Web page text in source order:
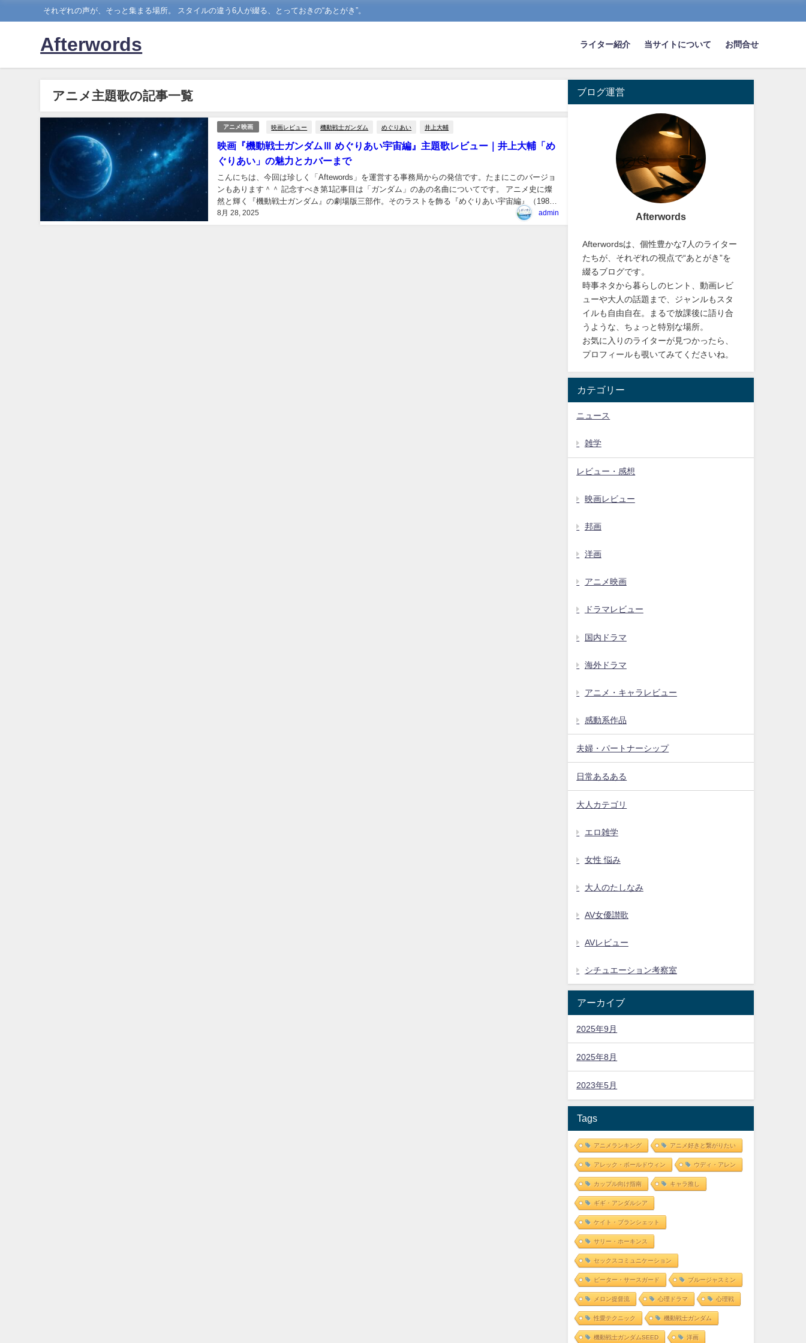
それぞれの声が、そっと集まる場所。 スタイルの違う6人が綴る、とっておきの“あとがき”。
Afterwords ライター紹介 当サイトについて お問合せ
アニメ主題歌の記事一覧
アニメ映画 映画レビュー 機動戦士ガンダム めぐりあい 井上大輔
映画『機動戦士ガンダムⅢ めぐりあい宇宙編』主題歌レビュー｜井上大輔「め
ぐりあい」の魅力とカバーまで
8月 28, 2025
こんにちは、今回は珍しく「Aftewords」を運営する事務局からの発信です。たまにこのバージョ
ンもあります＾＾ 記念すべき第1記事目は「ガンダム」のあの名曲についてです。 アニメ史に燦
然と輝く『機動戦士ガンダム』の劇場版三部作。そのラストを飾る『めぐりあい宇宙編』（1982
年公開）は、まさにファーストガンダムの集大成...
admin
ブログ運営
Afterwords
Afterwordsは、個性豊かな7人のライター
たちが、それぞれの視点で“あとがき”を
綴るブログです。
時事ネタから暮らしのヒント、動画レビ
ューや大人の話題まで、ジャンルもスタ
イルも自由自在。まるで放課後に語り合
うような、ちょっと特別な場所。
お気に入りのライターが見つかったら、
プロフィールも覗いてみてくださいね。
カテゴリー
ニュース
雑学
レビュー・感想
映画レビュー
邦画
洋画
アニメ映画
ドラマレビュー
国内ドラマ
海外ドラマ
アニメ・キャラレビュー
感動系作品
夫婦・パートナーシップ
日常あるある
大人カテゴリ
エロ雑学
女性 悩み
大人のたしなみ
AV女優讃歌
AVレビュー
シチュエーション考察室
アーカイブ
2025年9月
2025年8月
2023年5月
Tags
アニメランキング アニメ好きと繋がりたい
アレック・ボールドウィン ウディ・アレン
カップル向け指南 キャラ推し
ギギ・アンダルシア
ケイト・ブランシェット
サリー・ホーキンス
セックスコミュニケーション
ピーター・サースガード ブルージャスミン
メロン提督流 心理ドラマ 心理戦
性愛テクニック 機動戦士ガンダム
機動戦士ガンダムSEED 洋画